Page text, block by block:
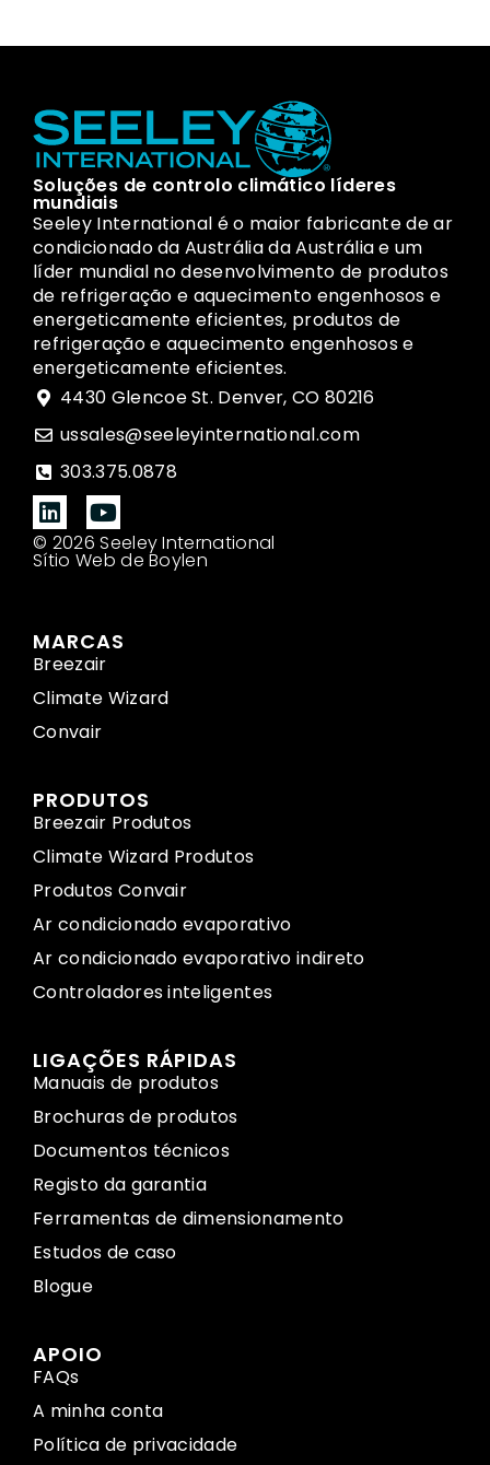
Soluções de controlo climático líderes
mundiais
Seeley International é o maior fabricante de ar
condicionado da Austrália da Austrália e um
líder mundial no desenvolvimento de produtos
de refrigeração e aquecimento engenhosos e
energeticamente eficientes, produtos de
refrigeração e aquecimento engenhosos e
energeticamente eficientes.
4430 Glencoe St. Denver, CO 80216
ussales@seeleyinternational.com
303.375.0878
© 2026 Seeley International
Sítio Web de Boylen
MARCAS
Breezair
Climate Wizard
Convair
PRODUTOS
Breezair Produtos
Climate Wizard Produtos
Produtos Convair
Ar condicionado evaporativo
Ar condicionado evaporativo indireto
Controladores inteligentes
LIGAÇÕES RÁPIDAS
Manuais de produtos
Brochuras de produtos
Documentos técnicos
Registo da garantia
Ferramentas de dimensionamento
Estudos de caso
Blogue
APOIO
FAQs
A minha conta
Política de privacidade